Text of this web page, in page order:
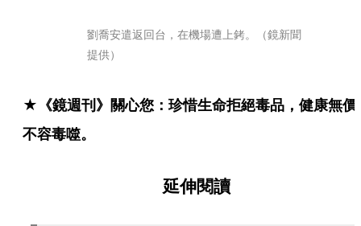
劉喬安遣返回台，在機場遭上銬。（鏡新聞
提供）
★《鏡週刊》關心您：珍惜生命拒絕毒品，健康無價
不容毒噬。
延伸閱讀